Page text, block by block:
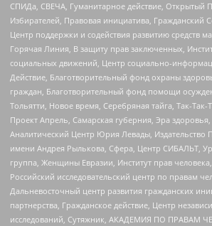
СПИДа, СВЕЧА, Гуманитарное действие, Открытый
Избирателей, Правовая инициатива, Гражданский
Центр поддержки и содействия развитию средств
Горячая Линия, В защиту прав заключенных,
социальных движений, Центр социально-
Действие, Благотворительный фонд охраны
граждан, Благотворительный фонд помощи
Тольятти, Новое время, Серебряная тайга, Так-Так-
Проект Апрель, Самарская губерния, Эра
Аналитический Центр Юрия Левады, Издательство
имени Андрея Рылькова, Сфера, Центр СИБАЛЬТ,
группа, Женщины Евразии, Институт прав
Российский исследовательский центр по правам
Дальневосточный центр развития гражданских
партнерства, Гражданское действие, Центр
исследований, Сутяжник, АКАДЕМИЯ ПО ПРАВАМ